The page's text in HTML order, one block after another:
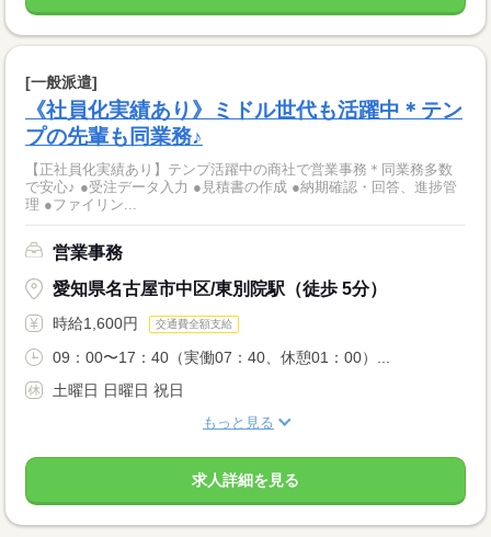
[一般派遣]
《社員化実績あり》ミドル世代も活躍中＊テン
プの先輩も同業務♪
【正社員化実績あり】テンプ活躍中の商社で営業事務＊同業務多数
で安心♪ ●受注データ入力 ●見積書の作成 ●納期確認・回答、進捗管
理 ●ファイリン...
営業事務
愛知県名古屋市中区/東別院駅（徒歩 5分）
時給1,600円 交通費全額支給
09：00〜17：40（実働07：40、休憩01：00）...
土曜日 日曜日 祝日
もっと見る
求人詳細を見る